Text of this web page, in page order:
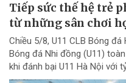
Tiếp sức thế hệ trẻ
từ những sân chơi
Chiều 5/8, U11 CLB Bóng
Bóng đá Nhi đồng (U11)
khi đánh bại U11 Hà Nội với